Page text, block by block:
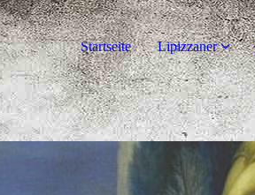
Startseite Lipizzaner